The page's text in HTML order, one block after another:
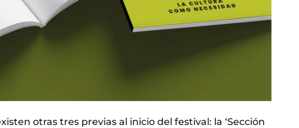
otras tres previas al inicio del festival: la ‘Sección